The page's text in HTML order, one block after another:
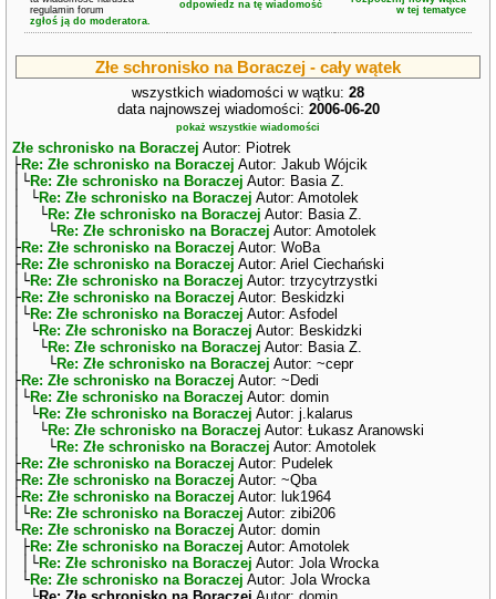
regulamin forum
zgłoś ją do moderatora.
odpowiedz na tę wiadomość
w tej tematyce
Złe schronisko na Boraczej - cały wątek
wszystkich wiadomości w wątku: 28
data najnowszej wiadomości: 2006-06-20
pokaż wszystkie wiadomości
Złe schronisko na Boraczej Autor: Piotrek
├Re: Złe schronisko na Boraczej Autor: Jakub Wójcik
│└Re: Złe schronisko na Boraczej Autor: Basia Z.
│ └Re: Złe schronisko na Boraczej Autor: Amotolek
│ └Re: Złe schronisko na Boraczej Autor: Basia Z.
│ └Re: Złe schronisko na Boraczej Autor: Amotolek
├Re: Złe schronisko na Boraczej Autor: WoBa
├Re: Złe schronisko na Boraczej Autor: Ariel Ciechański
│└Re: Złe schronisko na Boraczej Autor: trzycytrzystki
├Re: Złe schronisko na Boraczej Autor: Beskidzki
│└Re: Złe schronisko na Boraczej Autor: Asfodel
│ └Re: Złe schronisko na Boraczej Autor: Beskidzki
│ └Re: Złe schronisko na Boraczej Autor: Basia Z.
│ └Re: Złe schronisko na Boraczej Autor: ~cepr
├Re: Złe schronisko na Boraczej Autor: ~Dedi
│└Re: Złe schronisko na Boraczej Autor: domin
│ └Re: Złe schronisko na Boraczej Autor: j.kalarus
│ └Re: Złe schronisko na Boraczej Autor: Łukasz Aranowski
│ └Re: Złe schronisko na Boraczej Autor: Amotolek
├Re: Złe schronisko na Boraczej Autor: Pudelek
├Re: Złe schronisko na Boraczej Autor: ~Qba
├Re: Złe schronisko na Boraczej Autor: luk1964
│└Re: Złe schronisko na Boraczej Autor: zibi206
└Re: Złe schronisko na Boraczej Autor: domin
├Re: Złe schronisko na Boraczej Autor: Amotolek
│└Re: Złe schronisko na Boraczej Autor: Jola Wrocka
└Re: Złe schronisko na Boraczej Autor: Jola Wrocka